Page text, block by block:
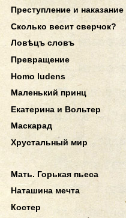
Преступление и наказание
Сколько весит сверчок?
Ловѣцъ словъ
Превращение
Homo ludens
Маленький принц
Екатерина и Вольтер
Маскарад
Хрустальный мир
Мать. Горькая пьеса
Наташина мечта
Костер